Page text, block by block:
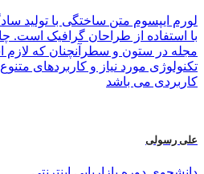
لورم ایپسوم متن ساختگی با تولید
با استفاده از طراحان گرافیک است.
مجله در ستون و سطرآنچنان که
تکنولوژی مورد نیاز و کاربردهای
کاربردی می باشد
علی رسولی